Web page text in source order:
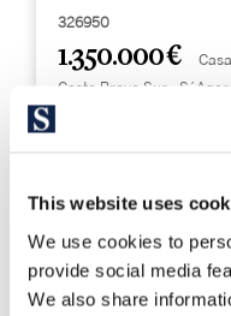
This website uses
We use cookies to
provide social media
We also share
326950
1.350.000 €
Costa Brava Sur -
Villa Estilo
434 m²
Sup. construida
5